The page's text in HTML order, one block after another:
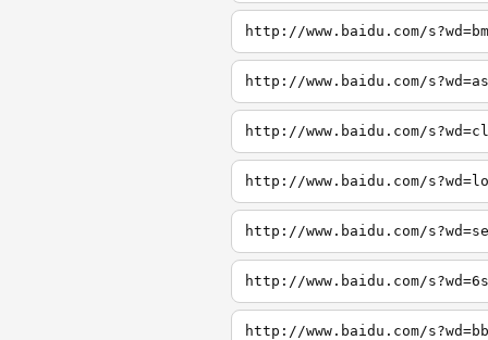
http://www.baidu.com/
http://www.baidu.com/
http://www.baidu.com/
http://www.baidu.com/
http://www.baidu.com/
http://www.baidu.com/
http://www.baidu.com/